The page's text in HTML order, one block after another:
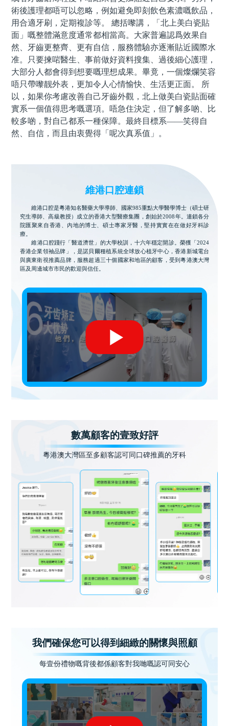
術後護理都唔可以忽略，例如避免即刻飲色素濃嘅飲品，
用合適牙刷，定期複診等。 總括嚟講，「北上美白瓷貼
面」嘅整體滿意度通常都相當高。大家普遍認爲效果自
然、牙齒更整齊、更有自信，服務體驗亦逐漸貼近國際水
准。只要揀啱醫生、事前做好資料搜集、過後細心護理，
大部分人都會得到想要嘅理想成果。畢竟，一個燦爛笑容
唔只帶嚟靓外表，更加令人心情愉快、生活更正面。 所
以，如果你考慮改善自己牙齒外觀，北上做美白瓷貼面確
實系一個值得思考嘅選項。唔急住決定，但了解多啲、比
較多啲，對自己都系一種保障。最終目標系——笑得自
然、自信，而且由衷覺得「呢次真系值」。
維港口腔連鎖
維港口腔是粵港知名醫藥大學導師、國家985重點大學醫學博士（碩士研
究生導師、高級教授）成立的香港大型醫療集團，創始於2008年。連鎖各分
院匯聚來自香港、內地的博士、碩士專家牙醫，堅持實實在在做好牙科診
療。
維港口腔踐行「醫道濟世」的大學校訓，十六年穩定開診。榮獲「2024
香港企業領袖品牌」，是諾貝爾種植系統全球放心植牙中心，香港新城電台
與廣東衛視推薦品牌，服務超過三十個國家和地區的顧客，受到粵港澳大灣
區及周邊城市市民的歡迎與信任。
數萬顧客的壹致好評
粵港澳大灣區至多顧客認可同口碑推薦的牙科
我們確保您可以得到細緻的關懷與照顧
每壹份禮物嘅背後都係顧客對我哋嘅認可同安心